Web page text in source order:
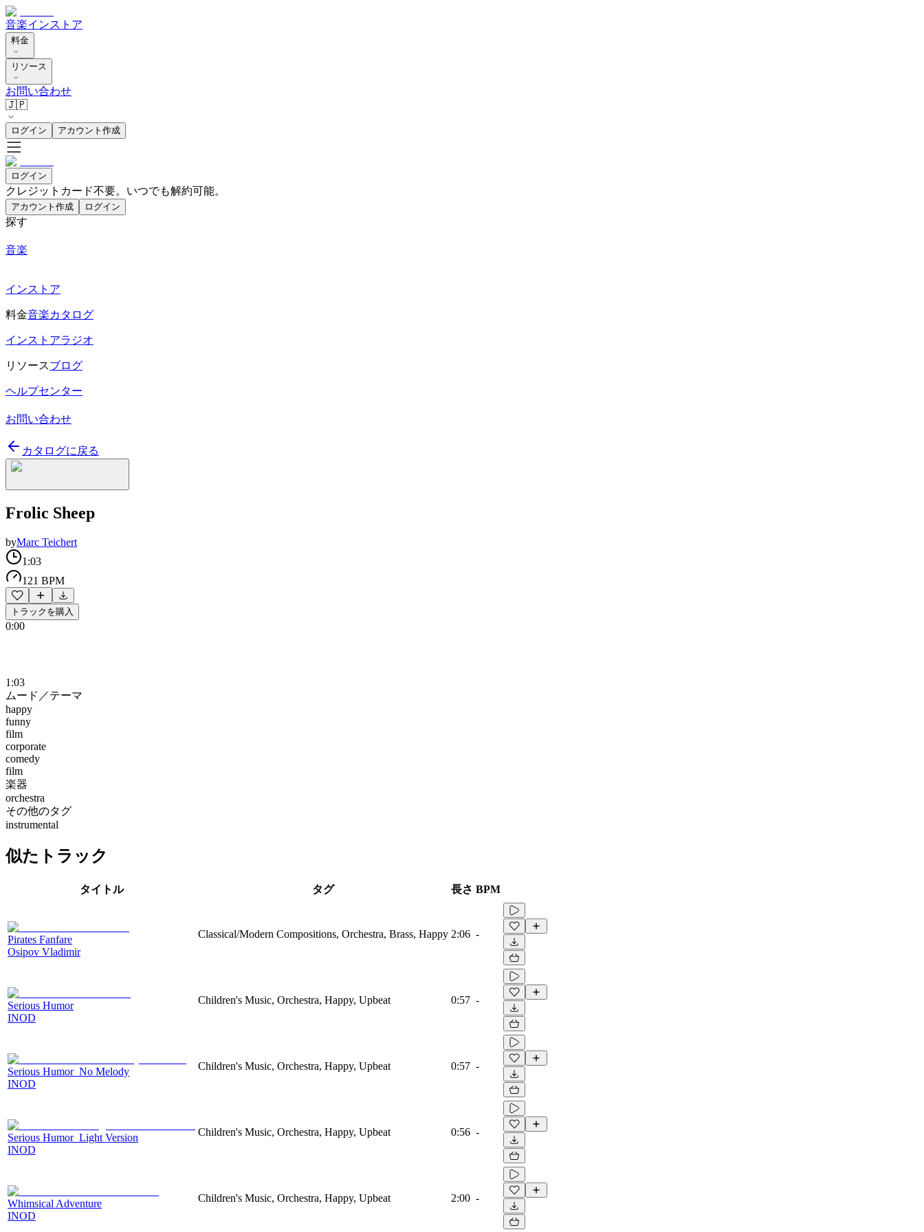
音楽インストア
料金
リソース
お問い合わせ
🇯🇵
ログイン アカウント作成
ログイン
クレジットカード不要。いつでも解約可能。
アカウント作成 ログイン
探す
音楽
インストア
料金音楽カタログ
インストアラジオ
リソースブログ
ヘルプセンター
お問い合わせ
カタログに戻る
Frolic Sheep
byMarc Teichert
1:03
121 BPM
トラックを購入
0:00
1:03
ムード／テーマ
happy
funny
film
corporate
comedy
film
楽器
orchestra
その他のタグ
instrumental
似たトラック
タイトル タグ 長さ BPM
Pirates Fanfare
Osipov Vladimir
Classical/Modern Compositions, Orchestra, Brass, Happy 2:06 -
Serious Humor
INOD
Children's Music, Orchestra, Happy, Upbeat 0:57 -
Serious Humor_No Melody
INOD
Children's Music, Orchestra, Happy, Upbeat 0:57 -
Serious Humor_Light Version
INOD
Children's Music, Orchestra, Happy, Upbeat 0:56 -
Whimsical Adventure
INOD
Children's Music, Orchestra, Happy, Upbeat 2:00 -